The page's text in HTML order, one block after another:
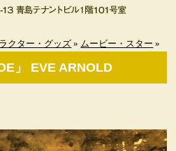
Home
法に基づく表記
クター・グッズ » ムービー・スター »
」 EVE ARNOLD